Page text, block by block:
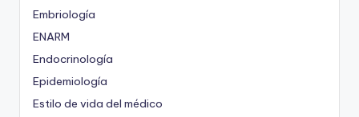
Embriología
ENARM
Endocrinología
Epidemiología
Estilo de vida del médico